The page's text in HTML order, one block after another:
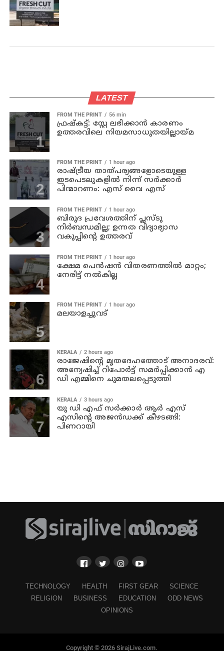
LATEST
FROM THE PRINT 56 min
ഫ്രഷ്‌കട്ട്: സ്റ്റേ ലഭിക്കാന്‍ കാരണം
ഉത്തരവിലെ നിയമസാധുതയില്ലായ്മ
FROM THE PRINT 1 hour ago
രാഷ്ട്രീയ താത്പര്യങ്ങളോടെയുള്ള
ഇടപെടലുകളില്‍ നിന്ന് സര്‍ക്കാര്‍
പിന്മാറണം: എസ് വൈ എസ്
FROM THE PRINT 1 hour ago
ബിരുദ പ്രവേശത്തിന് പ്ലസ്ടു
നിര്‍ബന്ധമില്ല; ഉന്നത വിദ്യാഭ്യാസ
വകുപ്പിന്റെ ഉത്തരവ്
FROM THE PRINT 1 hour ago
ക്ഷേമ പെന്‍ഷന്‍ വിതരണത്തില്‍ മാറ്റം;
നേരിട്ട് നല്‍കില്ല
FROM THE PRINT 1 hour ago
മലയാളച്ചുവട്
KERALA 2 hours ago
രാജേഷിന്റെ മൃതദേഹത്തോട് അനാദരവ്:
അന്വേഷിച്ച് റിപോര്‍ട്ട് സമര്‍പ്പിക്കാന്‍ എ
ഡി എമ്മിനെ ചുമതലപ്പെടുത്തി
KERALA 3 hours ago
യു ഡി എഫ് സര്‍ക്കാര്‍ ആര്‍ എസ്
എസിന്റെ അജന്‍ഡക്ക്‌ കീഴടങ്ങി:
പിണറായി
TECHNOLOGY HEALTH FIRST GEAR
SCIENCE
RELIGION
BUSINESS EDUCATION
ODD NEWS
OPINIONS
Copyright © 2026 SirajLive.com.